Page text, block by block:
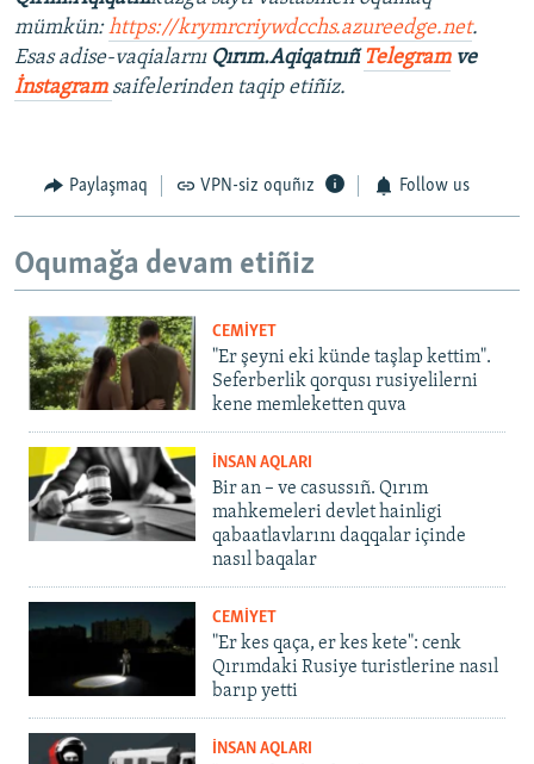
mümkün:https://krymrcriywdcchs.azureedge.net.
Esas adise-vaqialarnı Qırım.Aqiqatnıñ Telegramve
İnstagram saifelerinden taqip etiñiz.
Paylaşmaq VPN-siz oquñız Follow us
Oqumağa devam etiñiz
CEMİYET
"Er şeyni eki künde taşlap kettim".
Seferberlik qorqusı rusiyelilerni
kene memleketten quva
İNSAN AQLARI
Bir an – ve casussıñ. Qırım
mahkemeleri devlet hainligi
qabaatlavlarını daqqalar içinde
nasıl baqalar
CEMİYET
"Er kes qaça, er kes kete": cenk
Qırımdaki Rusiye turistlerine nasıl
barıp yetti
İNSAN AQLARI